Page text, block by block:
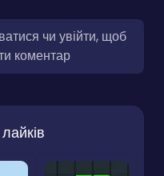
чи увійти, щоб
коментар